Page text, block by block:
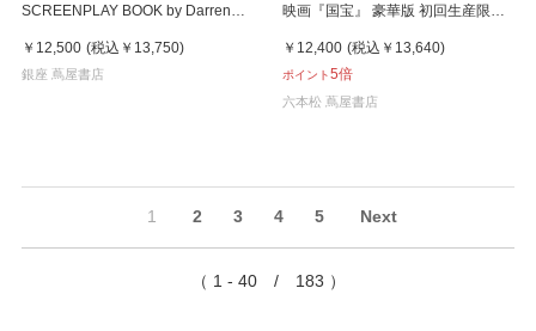
SCREENPLAY BOOK by Darren
ル』 ダーレン・アロノフスキー
作品集
￥12,500 (税込 ￥13,750)
銀座 蔦屋書店
映画『国宝』 豪華版 初回生産限定
￥12,400 (税込 ￥13,640)
ポイント5倍
六本松 蔦屋書店
1 2 3 4 5 Next
（ 1 - 40 / 183 ）